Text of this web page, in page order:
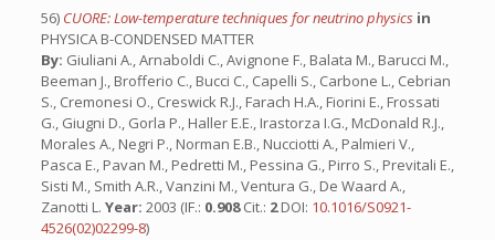
56) CUORE: Low-temperature techniques for neutrino physics in
PHYSICA B-CONDENSED MATTER
By: Giuliani A., Arnaboldi C., Avignone F., Balata M., Barucci M.,
Beeman J., Brofferio C., Bucci C., Capelli S., Carbone L., Cebrian
S., Cremonesi O., Creswick R.J., Farach H.A., Fiorini E., Frossati
G., Giugni D., Gorla P., Haller E.E., Irastorza I.G., McDonald R.J.,
Morales A., Negri P., Norman E.B., Nucciotti A., Palmieri V.,
Pasca E., Pavan M., Pedretti M., Pessina G., Pirro S., Previtali E.,
Sisti M., Smith A.R., Vanzini M., Ventura G., De Waard A.,
Zanotti L. Year: 2003 (IF.: 0.908Cit.: 2DOI: 10.1016/S0921-
4526(02)02299-8)